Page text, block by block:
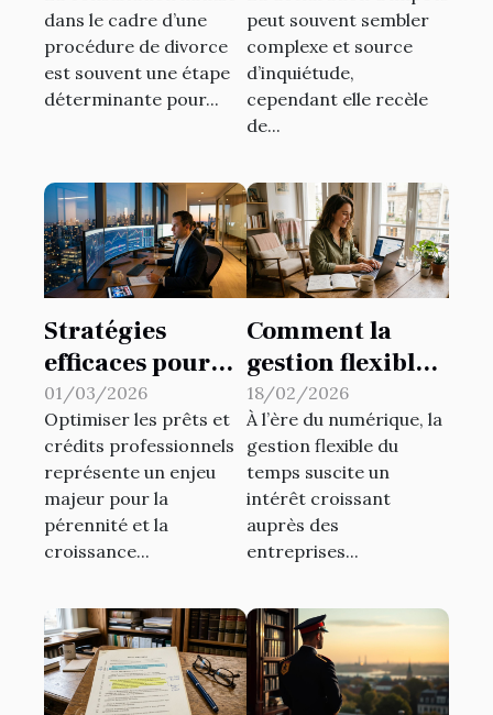
procédure de
divorce ?
dans le cadre d’une
procédure de divorce
est souvent une étape
déterminante pour...
maximiser les
retours ?
peut souvent sembler
complexe et source
d’inquiétude,
cependant elle recèle
de...
Stratégies
efficaces pour
optimiser les
prêts et crédits
professionnels
01/03/2026
Optimiser les prêts et
crédits professionnels
représente un enjeu
majeur pour la
pérennité et la
croissance...
Comment la
gestion flexible
du temps
influence la
productivité ?
18/02/2026
À l’ère du numérique, la
gestion flexible du
temps suscite un
intérêt croissant
auprès des
entreprises...